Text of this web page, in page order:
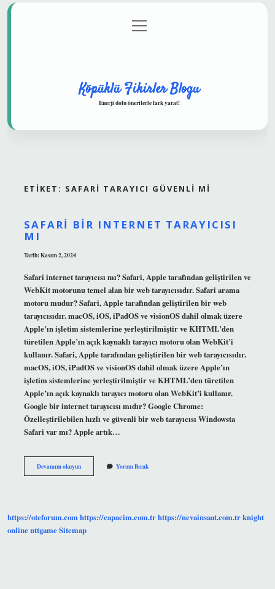
Gizlilik Politikası
menüyü
aç
Köpüklü Fikirler Blogu
Enerji dolu önerilerle fark yarat!
ETIKET: SAFARI TARAYICI GÜVENLI MI
SAFARI BIR INTERNET TARAYICISI
MI
Tarih: Kasım 2, 2024
Safari internet tarayıcısı mı? Safari, Apple tarafından geliştirilen ve
WebKit motorunu temel alan bir web tarayıcısıdır. Safari arama
motoru mudur? Safari, Apple tarafından geliştirilen bir web
tarayıcısıdır. macOS, iOS, iPadOS ve visionOS dahil olmak üzere
Apple’ın işletim sistemlerine yerleştirilmiştir ve KHTML’den
türetilen Apple’ın açık kaynaklı tarayıcı motoru olan WebKit’i
kullanır. Safari, Apple tarafından geliştirilen bir web tarayıcısıdır.
macOS, iOS, iPadOS ve visionOS dahil olmak üzere Apple’ın
işletim sistemlerine yerleştirilmiştir ve KHTML’den türetilen
Apple’ın açık kaynaklı tarayıcı motoru olan WebKit’i kullanır.
Google bir internet tarayıcısı mıdır? Google Chrome:
Özelleştirilebilen hızlı ve güvenli bir web tarayıcısı Windowsta
Safari var mı? Apple artık…
Devamını okuyunSafari
Bir
Yorum Bırak
https://oteforum.comhttps://capacim.com.trhttps://nevainsaat.com.trknight
onlinenttgameSitemap